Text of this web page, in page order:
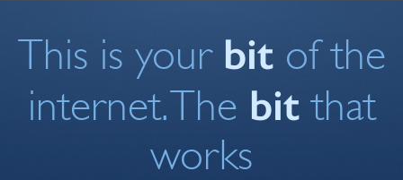
This is your bitof the
internet. The bitthat
works